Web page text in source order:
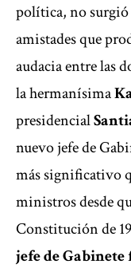
política, no surgió
amistades que
audacia entre las
la hermanísima
presidencial
nuevo jefe de
más significativo
ministros desde
Constitución de
jefe de